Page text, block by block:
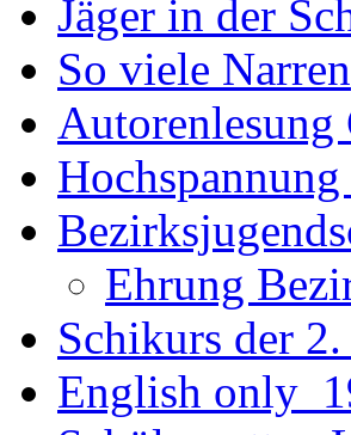
Jäger in der
So viele Narren
Autorenlesung
Ehrung
Schikurs der
English